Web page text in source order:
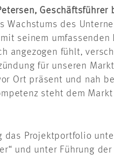
Geschäftsführer
Wachstums des
seinem
angezogen fühlt,
für unseren
Ort präsent und nah
steht dem
das Projektportfolio
und unter Führung